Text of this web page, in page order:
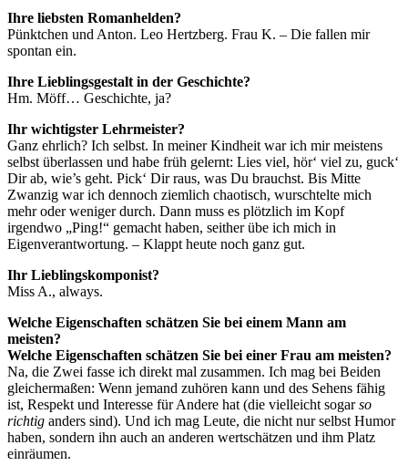
Ihre liebsten Romanhelden?
Pünktchen und Anton. Leo Hertzberg. Frau K. – Die fallen mir
spontan ein.
Ihre Lieblingsgestalt in der Geschichte?
Hm. Möff… Geschichte, ja?
Ihr wichtigster Lehrmeister?
Ganz ehrlich? Ich selbst. In meiner Kindheit war ich mir meistens
selbst überlassen und habe früh gelernt: Lies viel, hör‘ viel zu, guck‘
Dir ab, wie’s geht. Pick‘ Dir raus, was Du brauchst. Bis Mitte
Zwanzig war ich dennoch ziemlich chaotisch, wurschtelte mich
mehr oder weniger durch. Dann muss es plötzlich im Kopf
irgendwo „Ping!“ gemacht haben, seither übe ich mich in
Eigenverantwortung. – Klappt heute noch ganz gut.
Ihr Lieblingskomponist?
Miss A., always.
Welche Eigenschaften schätzen Sie bei einem Mann am
meisten?
Welche Eigenschaften schätzen Sie bei einer Frau am meisten?
Na, die Zwei fasse ich direkt mal zusammen. Ich mag bei Beiden
gleichermaßen: Wenn jemand zuhören kann und des Sehens fähig
ist, Respekt und Interesse für Andere hat (die vielleicht sogarso
richtig anders sind). Und ich mag Leute, die nicht nur selbst Humor
haben, sondern ihn auch an anderen wertschätzen und ihm Platz
einräumen.